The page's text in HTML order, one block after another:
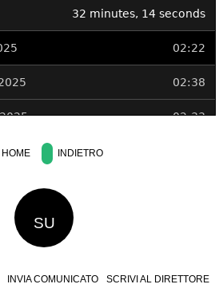
HOME INDIETRO
SU
INVIA COMUNICATO SCRIVI AL DIRETTORE